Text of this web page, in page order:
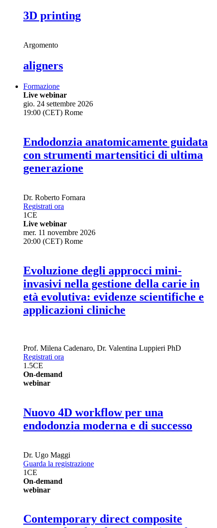
3D printing
Argomento
aligners
Formazione
Live webinar
gio. 24 settembre 2026
19:00 (CET) Rome
Endodonzia anatomicamente guidata
con strumenti martensitici di ultima
generazione
Dr. Roberto Fornara
Registrati ora
1CE
Live webinar
mer. 11 novembre 2026
20:00 (CET) Rome
Evoluzione degli approcci mini-
invasivi nella gestione della carie in
età evolutiva: evidenze scientifiche e
applicazioni cliniche
Prof. Milena Cadenaro, Dr. Valentina Luppieri PhD
Registrati ora
1.5CE
On-demand
webinar
Nuovo 4D workflow per una
endodonzia moderna e di successo
Dr. Ugo Maggi
Guarda la registrazione
1CE
On-demand
webinar
Contemporary direct composite